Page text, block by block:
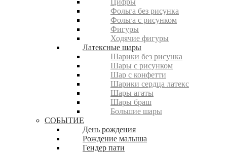
Фольга без рисунка
Фольга с рисунком
Фигуры
Ходячие фигуры
Латексные шары
Шарики без рисунка
Шары с рисунком
Шар с конфетти
Шарики сердца латекс
Шары агаты
Шары браш
Большие шары
СОБЫТИЕ
День рождения
Рождение малыша
Гендер пати